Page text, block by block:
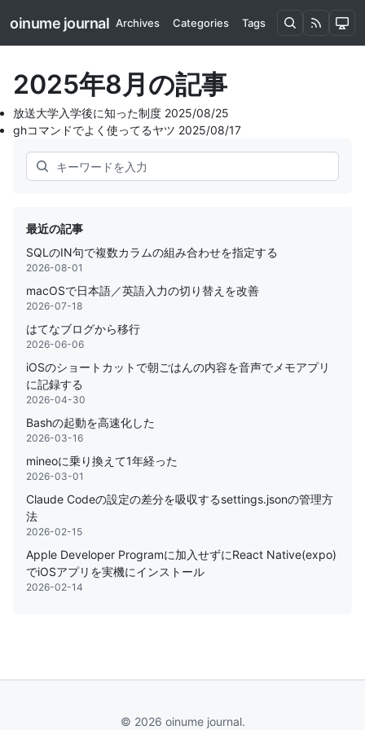
oinume journal Archives Categories Tags
2025年8月の記事
放送大学入学後に知った制度 2025/08/25
ghコマンドでよく使ってるヤツ 2025/08/17
Search
最近の記事
SQLのIN句で複数カラムの組み合わせを指定する
2026-08-01
macOSで日本語／英語入力の切り替えを改善
2026-07-18
はてなブログから移行
2026-06-06
iOSのショートカットで朝ごはんの内容を音声でメモアプリ
に記録する
2026-04-30
Bashの起動を高速化した
2026-03-16
mineoに乗り換えて1年経った
2026-03-01
Claude Codeの設定の差分を吸収するsettings.jsonの管理方
法
2026-02-15
Apple Developer Programに加入せずにReact Native(expo)
でiOSアプリを実機にインストール
2026-02-14
© 2026 oinume journal.